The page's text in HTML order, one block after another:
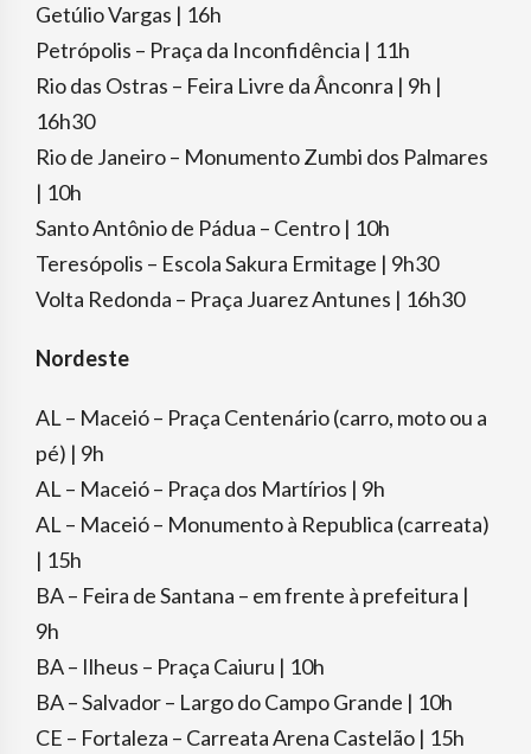
Getúlio Vargas | 16h
Petrópolis – Praça da Inconfidência | 11h
Rio das Ostras – Feira Livre da Ânconra | 9h |
16h30
Rio de Janeiro – Monumento Zumbi dos Palmares
| 10h
Santo Antônio de Pádua – Centro | 10h
Teresópolis – Escola Sakura Ermitage | 9h30
Volta Redonda – Praça Juarez Antunes | 16h30
Nordeste
AL – Maceió – Praça Centenário (carro, moto ou a
pé) | 9h
AL – Maceió – Praça dos Martírios | 9h
AL – Maceió – Monumento à Republica (carreata)
| 15h
BA – Feira de Santana – em frente à prefeitura |
9h
BA – Ilheus – Praça Caiuru | 10h
BA – Salvador – Largo do Campo Grande | 10h
CE – Fortaleza – Carreata Arena Castelão | 15h